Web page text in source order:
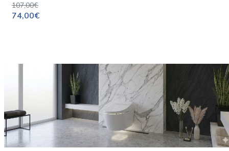
107,00€
74,00€